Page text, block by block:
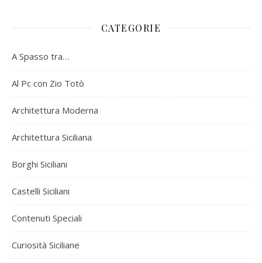
CATEGORIE
A Spasso tra…
Al Pc con Zio Totò
Architettura Moderna
Architettura Siciliana
Borghi Siciliani
Castelli Siciliani
Contenuti Speciali
Curiosità Siciliane